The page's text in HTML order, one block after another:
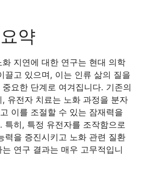
약
지연에 대한 연구는 현대 의학
끌고 있으며, 이는 인류 삶의 질을
요한 단계로 여겨집니다. 기존의
유전자 치료는 노화 과정을 분자
이를 조절할 수 있는 잠재력을
특히, 특정 유전자를 조작함으로
력을 증진시키고 노화 관련 질환
연구 결과는 매우 고무적입니